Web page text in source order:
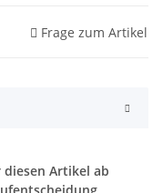
Frage zum Artikel
diesen Artikel ab